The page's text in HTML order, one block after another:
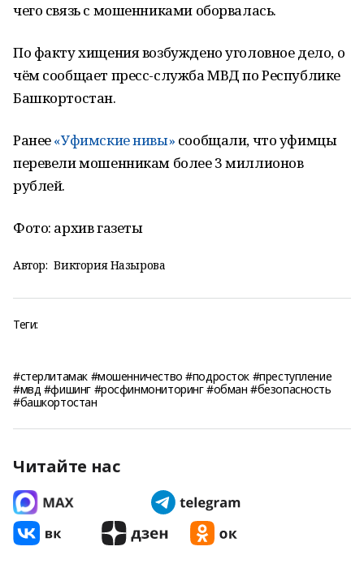
чего связь с мошенниками оборвалась.
По факту хищения возбуждено уголовное дело, о
чём сообщает пресс-служба МВД по Республике
Башкортостан.
Ранее«Уфимские нивы» сообщали, что уфимцы
перевели мошенникам более 3 миллионов
рублей.
Фото: архив газеты
Автор: Виктория Назырова
Теги:
#стерлитамак #мошенничество #подросток #преступление
#мвд #фишинг #росфинмониторинг #обман #безопасность
#башкортостан
Читайте нас